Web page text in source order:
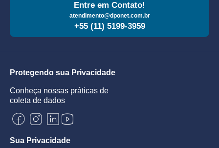
Entre em Contato!
atendimento@dponet.com.br
+55 (11) 5199-3959
Protegendo sua Privacidade
Conheça nossas práticas de
coleta de dados
Sua Privacidade